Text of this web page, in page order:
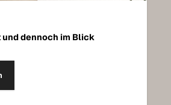
dennoch im Blick